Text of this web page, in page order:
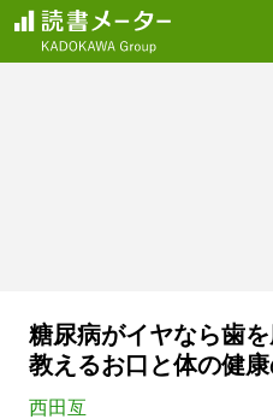
糖尿病がイヤなら歯
教えるお口と体の健
西田亙